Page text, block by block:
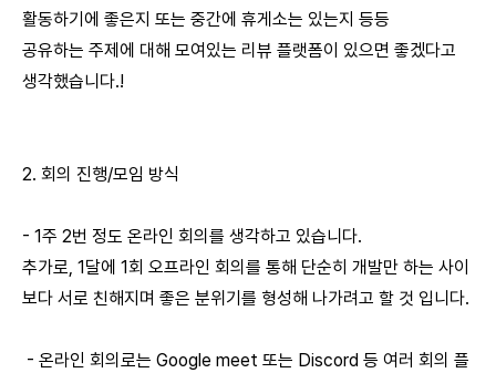
활동하기에 좋은지 또는 중간에 휴게소는 있는지 등등
공유하는 주제에 대해 모여있는 리뷰 플랫폼이 있으면 좋겠다고
생각했습니다.!
2. 회의 진행/모임 방식
- 1주 2번 정도 온라인 회의를 생각하고 있습니다.
추가로, 1달에 1회 오프라인 회의를 통해 단순히 개발만 하는 사이
보다 서로 친해지며 좋은 분위기를 형성해 나가려고 할 것 입니다.
- 온라인 회의로는 Google meet 또는 Discord 등 여러 회의 플